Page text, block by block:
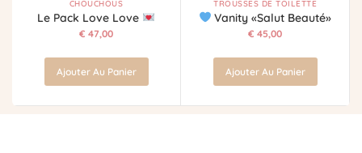
CHOUCHOUS
Le Pack Love Love
€ 47,00
Ajouter Au Panier
TROUSSES DE TOILETTE
Vanity «Salut Beauté»
€ 45,00
Ajouter Au Panier